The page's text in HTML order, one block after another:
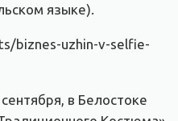
языке).
biznes-uzhin-v-selfie-
в Белостоке